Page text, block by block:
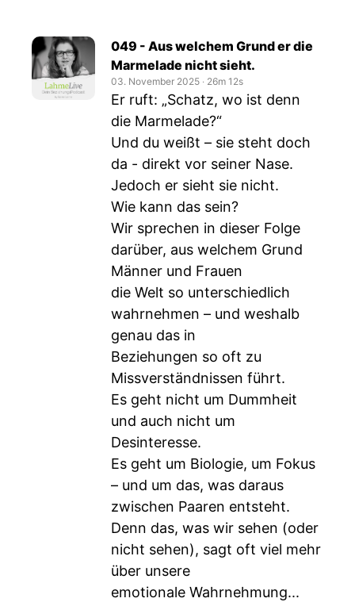
049 - Aus welchem Grund er die
Marmelade nicht sieht.
03. November 2025 ‧ 26m 12s
Er ruft: „Schatz, wo ist denn
die Marmelade?“
Und du weißt – sie steht doch
da - direkt vor seiner Nase.
Jedoch er sieht sie nicht.
Wie kann das sein?
Wir sprechen in dieser Folge
darüber, aus welchem Grund
Männer und Frauen
die Welt so unterschiedlich
wahrnehmen – und weshalb
genau das in
Beziehungen so oft zu
Missverständnissen führt.
Es geht nicht um Dummheit
und auch nicht um
Desinteresse.
Es geht um Biologie, um Fokus
– und um das, was daraus
zwischen Paaren entsteht.
Denn das, was wir sehen (oder
nicht sehen), sagt oft viel mehr
über unsere
emotionale Wahrnehmung...